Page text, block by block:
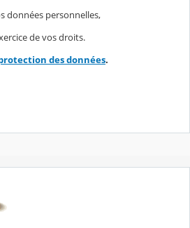
données personnelles,
de vos droits.
des données.